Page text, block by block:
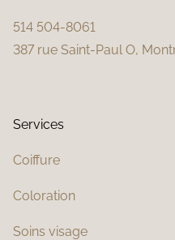
514 504-8061
387 rue Saint-Paul O,
Services
Coiffure
Coloration
Soins visage